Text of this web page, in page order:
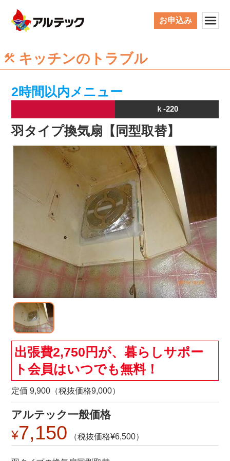
お申込み
キッチンのトラブル
2時間以内メニュー
ｋ-220
羽タイプ換気扇【同型取替】
出張費2,750円が、暮らしサポー
ト会員はいつでも無料！
定価 9,900（税抜価格9,000）
アルテック一般価格
7,150 6,500